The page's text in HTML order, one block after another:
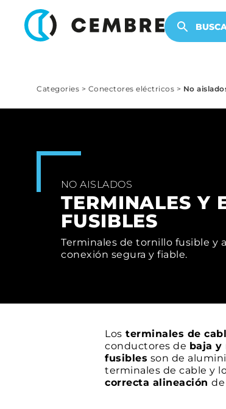
PRODUCTOS ELECTRÓNICOS
Categories > Conectores eléctricos > No
NO AISLADOS
TERMINALES Y
FUSIBLES
Terminales de tornillo fusible y
conexión segura y fiable.
Los terminales de
conductores de baja y
fusibles son de
terminales de cable y
correcta alineación